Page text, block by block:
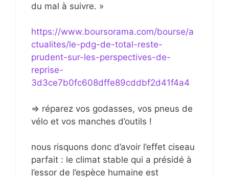
du mal à suivre. »
https://www.boursorama.com/bourse/a
ctualites/le-pdg-de-total-reste-
prudent-sur-les-perspectives-de-
reprise-
3d3ce7b0fc608dffe89cddbf2d41f4a4
=> réparez vos godasses, vos pneus de
vélo et vos manches d’outils !
nous risquons donc d’avoir l’effet ciseau
parfait : le climat stable qui a présidé à
l’essor de l’espèce humaine est